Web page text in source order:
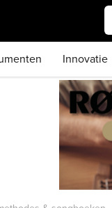
Innovatie